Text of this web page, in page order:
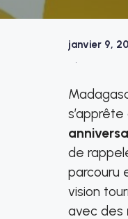
janvier 9,
•
de
parcouru
vision
avec des